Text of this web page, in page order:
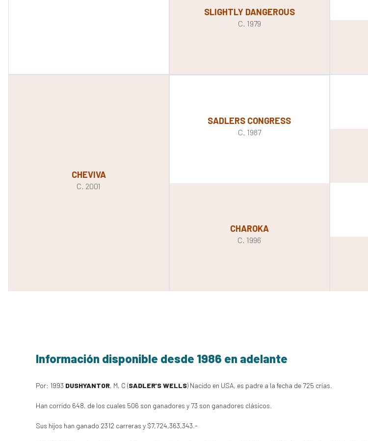
SLIGHTLY DANGEROUS
C. 1979
CHEVIVA
C. 2001
SADLERS CONGRESS
C. 1987
CHAROKA
C. 1996
Información disponible desde 1986 en adelante
Por: 1993 DUSHYANTOR, M, C (SADLER'S WELLS) Nacido en USA, es padre a la fecha de 725 crías.
Han corrido 648, de los cuales 506 son ganadores y 73 son ganadores clásicos.
Sus hijos han ganado 2312 carreras y $7,724,363,343.-